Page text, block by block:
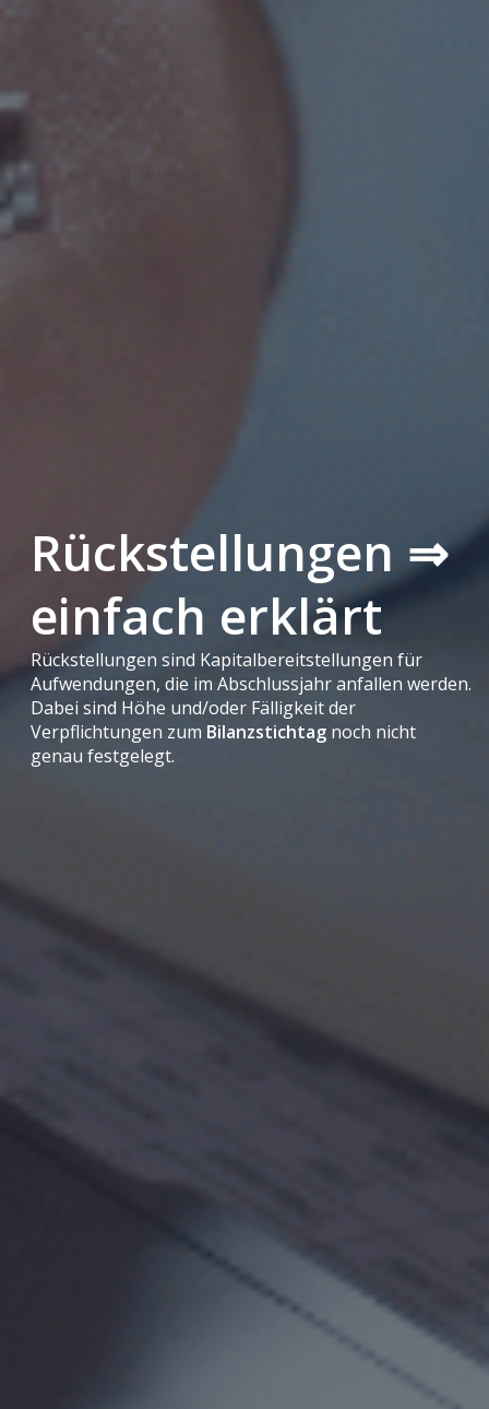
Rückstellungen ⇒
einfach erklärt
Rückstellungen sind Kapitalbereitstellungen für
Aufwendungen, die im Abschlussjahr anfallen werden.
Dabei sind Höhe und/oder Fälligkeit der
Verpflichtungen zum Bilanzstichtag noch nicht
genau festgelegt.